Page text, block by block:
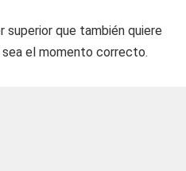
superior que también quiere
el momento correcto.